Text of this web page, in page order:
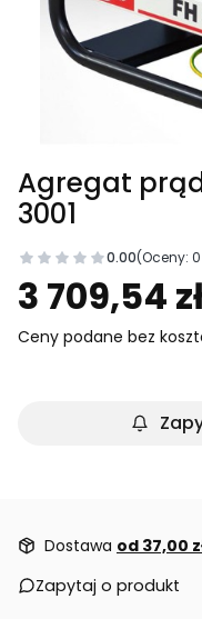
Agregat
3001
0.00(Oceny:
Przejdź do
3 709,54
Ceny podane bez
Dostawa od 37,00
Zapytaj o produkt